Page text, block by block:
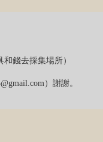
錢去採集場所）
）謝謝。